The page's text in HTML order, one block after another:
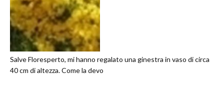
Salve Floresperto, mi hanno regalato una ginestra in vaso di circa
40 cm di altezza. Come la devo